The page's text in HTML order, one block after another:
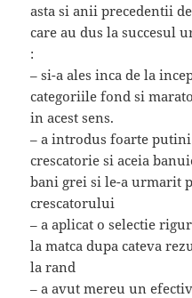
asta si anii precedentii
care au dus la succesul
:
– si-a ales inca de la
categoriile fond si
in acest sens.
– a introdus foarte
crescatorie si aceia
bani grei si le-a urmarit
crescatorului
– a aplicat o selectie
la matca dupa cateva
la rand
– a avut mereu un